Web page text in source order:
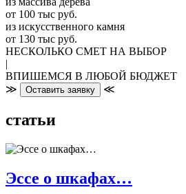
от 100 тыс руб.
из искусcтвенного камня
от 130 тыс руб.
НЕСКОЛЬКО СМЕТ НА ВЫБОР
|
ВПИШЕМСЯ В ЛЮБОЙ БЮДЖЕТ
≫
Оставить заявку ≪
статьи
Эссе о шкафах…